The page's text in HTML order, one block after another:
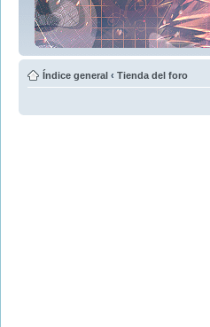
Índice general ‹ Tienda del foro